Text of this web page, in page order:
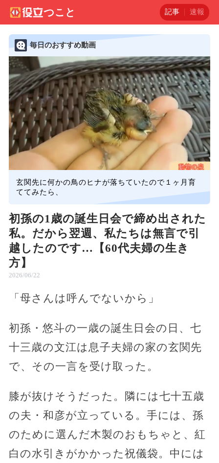
記事 速報
毎日のおすすめ動画
玄関先に何かの鳥のヒナが落ちていたので１ヶ月育
ててみたら、
初孫の1歳の誕生日会で締め出された
私。だから翌週、私たちは無言で引
越したのです…【60代夫婦の生き
方】
2026/06/22
「母さんは呼んでないから」
初孫・悠斗の一歳の誕生日会の日、七
十三歳の文江は息子夫婦の家の玄関先
で、その一言を受け取った。
膝が抜けそうだった。隣には七十五歳
の夫・和彦が立っている。手には、孫
のために選んだ木製のおもちゃと、紅
白の水引きがかかった祝儀袋。中には